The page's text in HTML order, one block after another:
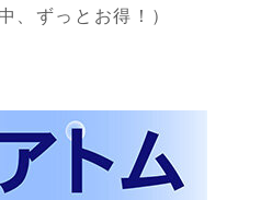
、ずっとお得！）